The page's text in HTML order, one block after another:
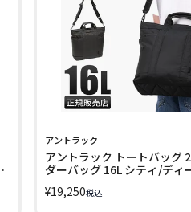
アントラック
アントラック トートバッグ
ダーバッグ 16L シティ/ディ
Tote M 60394
¥19,250税込